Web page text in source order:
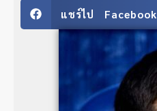
แชร์ไป Facebook